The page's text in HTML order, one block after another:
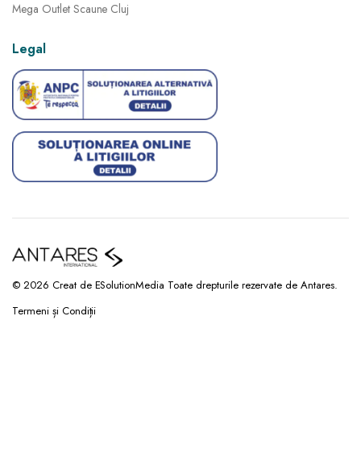
Mega Outlet Scaune Cluj
Legal
© 2026 Creat de ESolutionMedia Toate drepturile rezervate de Antares.
Termeni și Condiții